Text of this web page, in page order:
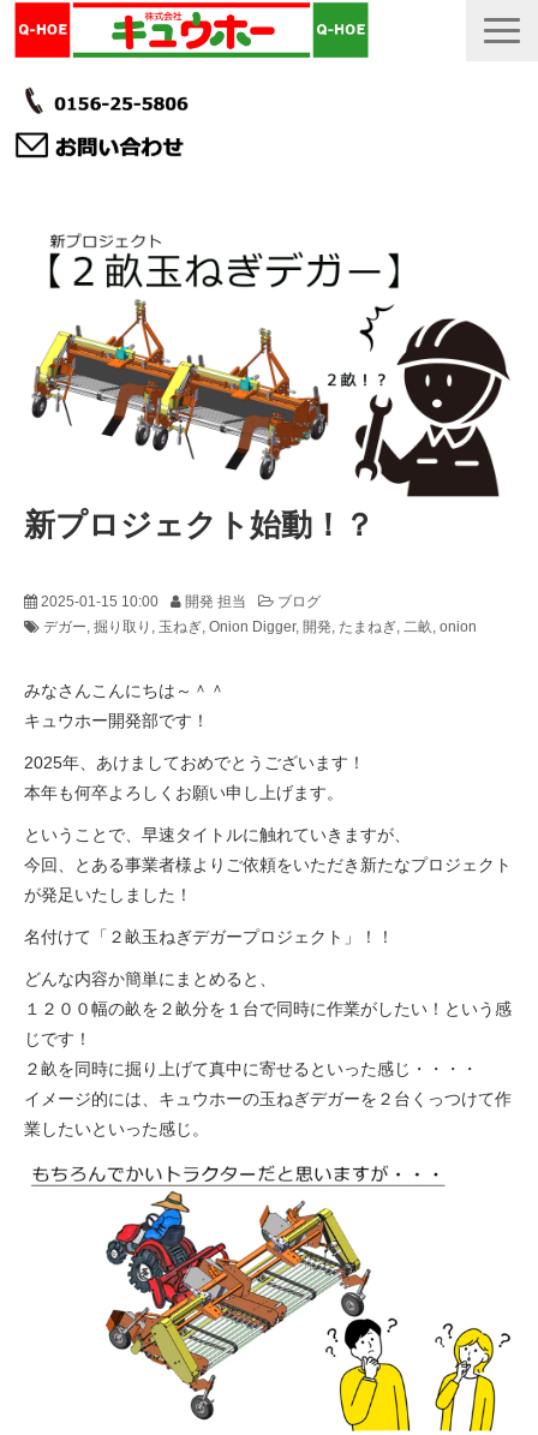
カタログ・冊子 DL
製品一覧
会社情報
採用情報
更新履歴
新プロジェクト始動！？
2025-01-15 10:00 開発 担当
ブログ
デガー 掘り取り 玉ねぎ Onion Digger 開発 たまねぎ 二畝 onion
みなさんこんにちは～＾＾
キュウホー開発部です！
2025年、あけましておめでとうございます！
本年も何卒よろしくお願い申し上げます。
ということで、早速タイトルに触れていきますが、
今回、とある事業者様よりご依頼をいただき新たなプロジェクト
が発足いたしました！
名付けて「２畝玉ねぎデガープロジェクト」！！
どんな内容か簡単にまとめると、
１２００幅の畝を２畝分を１台で同時に作業がしたい！という感
じです！
２畝を同時に掘り上げて真中に寄せるといった感じ・・・・
イメージ的には、キュウホーの玉ねぎデガーを２台くっつけて作
業したいといった感じ。